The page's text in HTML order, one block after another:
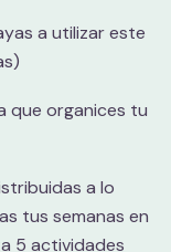
a utilizar este
que organices tu
a lo
tus semanas en
5 actividades